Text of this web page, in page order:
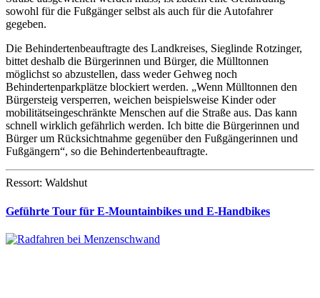
sowohl für die Fußgänger selbst als auch für die Autofahrer
gegeben.
Die Behindertenbeauftragte des Landkreises, Sieglinde Rotzinger,
bittet deshalb die Bürgerinnen und Bürger, die Mülltonnen
möglichst so abzustellen, dass weder Gehweg noch
Behindertenparkplätze blockiert werden. „Wenn Mülltonnen den
Bürgersteig versperren, weichen beispielsweise Kinder oder
mobilitätseingeschränkte Menschen auf die Straße aus. Das kann
schnell wirklich gefährlich werden. Ich bitte die Bürgerinnen und
Bürger um Rücksichtnahme gegenüber den Fußgängerinnen und
Fußgängern“, so die Behindertenbeauftragte.
Ressort: Waldshut
Geführte Tour für E-Mountainbikes und E-Handbikes